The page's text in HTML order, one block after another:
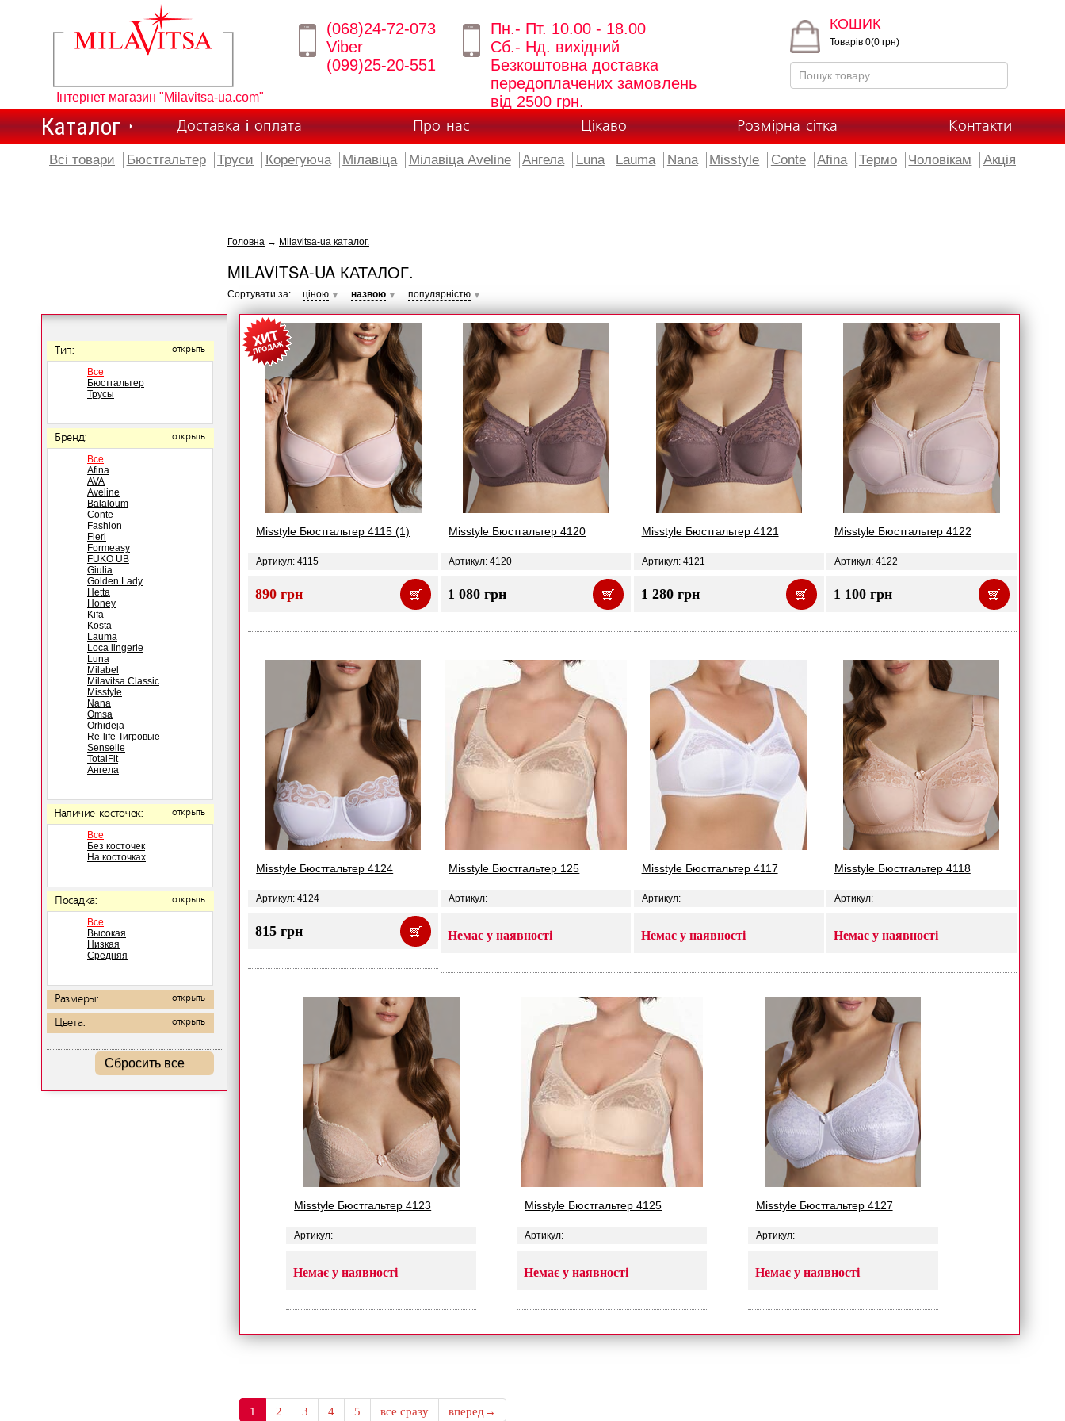
Інтернет магазин "Milavitsa-ua.com"
(068)24-72-073
Viber
(099)25-20-551
Пн.- Пт. 10.00 - 18.00
Сб.- Нд. вихідний
Безкоштовна доставка
передоплачених замовлень
від 2500 грн.
КОШИК
Товарів 0(0 грн)
Каталог Доставка і оплата Про нас Цікаво Розмірна сітка Контакти
Всі товари Бюстгальтер Труси Корегуюча Мілавіца Мілавіца Aveline Ангела Luna Lauma Nana Misstyle Conte Afina Термо Чоловікам Акція
Тип: открыть
Все
Бюстгальтер
Трусы
Бренд: открыть
Все
Afina
AVA
Aveline
Balaloum
Conte
Fashion
Fleri
Formeasy
FUKO UB
Giulia
Golden Lady
Hetta
Honey
Kifa
Kosta
Lauma
Loca lingerie
Luna
Milabel
Milavitsa Classic
Misstyle
Nana
Omsa
Orhideja
Re-life Тигровые
Senselle
TotalFit
Ангела
Наличие косточек: открыть
Все
Без косточек
На косточках
Посадка: открыть
Все
Высокая
Низкая
Средняя
Размеры: открыть
Цвета: открыть
Сбросить все
Головна → Milavitsa-ua каталог.
MILAVITSA-UA КАТАЛОГ.
Сортувати за: ціною ▼ назвою ▼ популярністю ▼
Misstyle Бюстгальтер 4115 (1)
Артикул: 4115
890 грн
Misstyle Бюстгальтер 4120
Артикул: 4120
1 080 грн
Misstyle Бюстгальтер 4121
Артикул: 4121
1 280 грн
Misstyle Бюстгальтер 4122
Артикул: 4122
1 100 грн
Misstyle Бюстгальтер 4124
Артикул: 4124
815 грн
Misstyle Бюстгальтер 125
Артикул:
Немає у наявності
Misstyle Бюстгальтер 4117
Артикул:
Немає у наявності
Misstyle Бюстгальтер 4118
Артикул:
Немає у наявності
Misstyle Бюстгальтер 4123
Артикул:
Немає у наявності
Misstyle Бюстгальтер 4125
Артикул:
Немає у наявності
Misstyle Бюстгальтер 4127
Артикул:
Немає у наявності
1 2 3 4 5 все сразу вперед→